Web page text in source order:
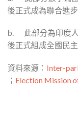
後正式成為聯合進
b. 此部分為印度人
後正式組成全國民
資料來源： Inter-
； Election Mission